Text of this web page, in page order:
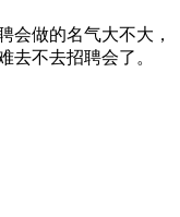
会做的名气大不大，
去不去招聘会了。